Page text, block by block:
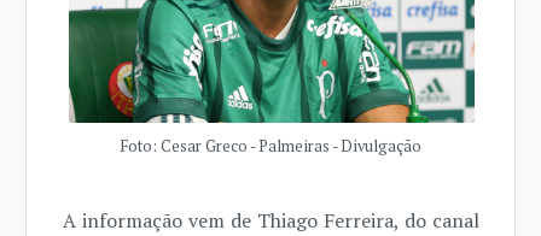
Foto: Cesar Greco - Palmeiras - Divulgação
A informação vem de Thiago Ferreira, do canal